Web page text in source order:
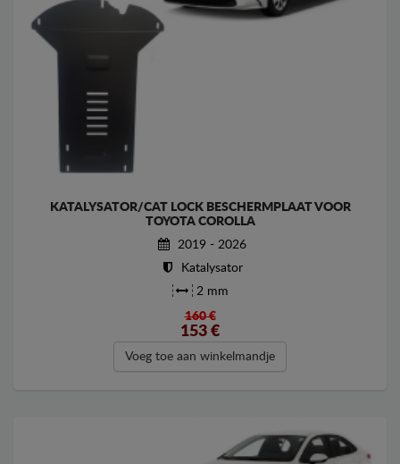
KATALYSATOR/CAT LOCK BESCHERMPLAAT VOOR
TOYOTA COROLLA
2019 - 2026
Katalysator
2 mm
160 €
153 €
Voeg toe aan winkelmandje